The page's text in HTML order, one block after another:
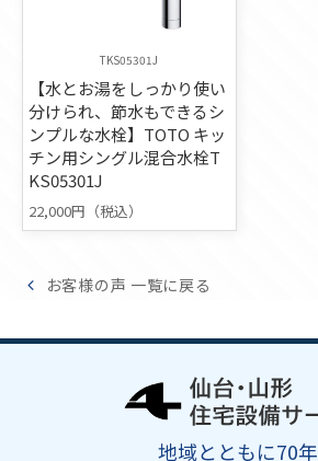
TKS05301J
【水とお湯をしっかり使い
分けられ、節水もできるシ
ンプルな水栓】TOTO キッ
チン用シングル混合水栓T
KS05301J
22,000円（税込）
お客様の声 一覧に戻る
地域とともに70年